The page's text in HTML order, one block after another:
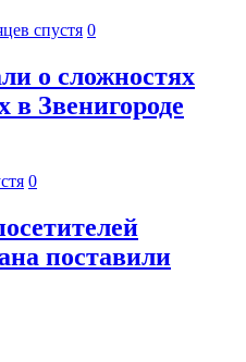
спустя 0
о сложностях
в Звенигороде
0
поставили